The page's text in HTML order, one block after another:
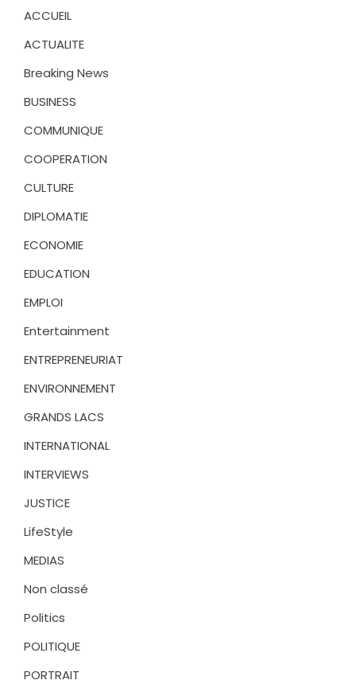
ACCUEIL
ACTUALITE
Breaking News
BUSINESS
COMMUNIQUE
COOPERATION
CULTURE
DIPLOMATIE
ECONOMIE
EDUCATION
EMPLOI
Entertainment
ENTREPRENEURIAT
ENVIRONNEMENT
GRANDS LACS
INTERNATIONAL
INTERVIEWS
JUSTICE
LifeStyle
MEDIAS
Non classé
Politics
POLITIQUE
PORTRAIT